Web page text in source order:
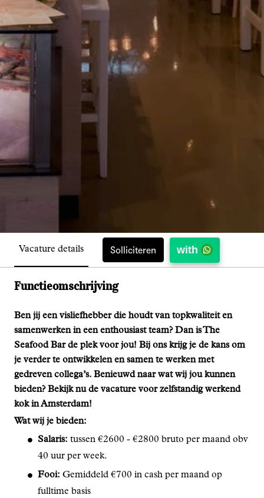
Vacature details Solliciteren with
Functieomschrijving
Ben jij een visliefhebber die houdt van topkwaliteit en
samenwerken in een enthousiast team? Dan is The
Seafood Bar de plek voor jou! Bij ons krijg je de kans om
je verder te ontwikkelen en samen te werken met
gedreven collega’s. Benieuwd naar wat wij jou kunnen
bieden? Bekijk nu de vacature voor zelfstandig werkend
kok in Amsterdam!
Wat wij je bieden:
Salaris: tussen €2600 - €2800 bruto per maand obv
40 uur per week.
Fooi: Gemiddeld €700 in cash per maand op
fulltime basis